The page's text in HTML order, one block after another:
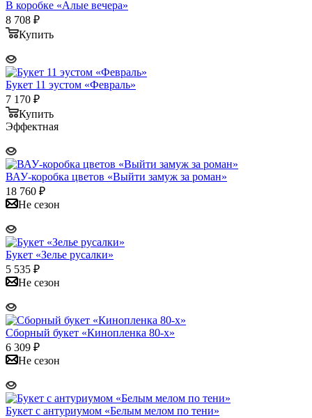
В коробке «Алые вечера»
8 708 ₽
Купить
Букет 11 эустом «Февраль»
7 170 ₽
Купить
Эффектная
ВАУ-коробка цветов «Выйти замуж за роман»
18 760 ₽
Не сезон
Букет «Зелье русалки»
5 535 ₽
Не сезон
Сборный букет «Кинопленка 80-х»
6 309 ₽
Не сезон
Букет с антуриумом «Белым мелом по тени»